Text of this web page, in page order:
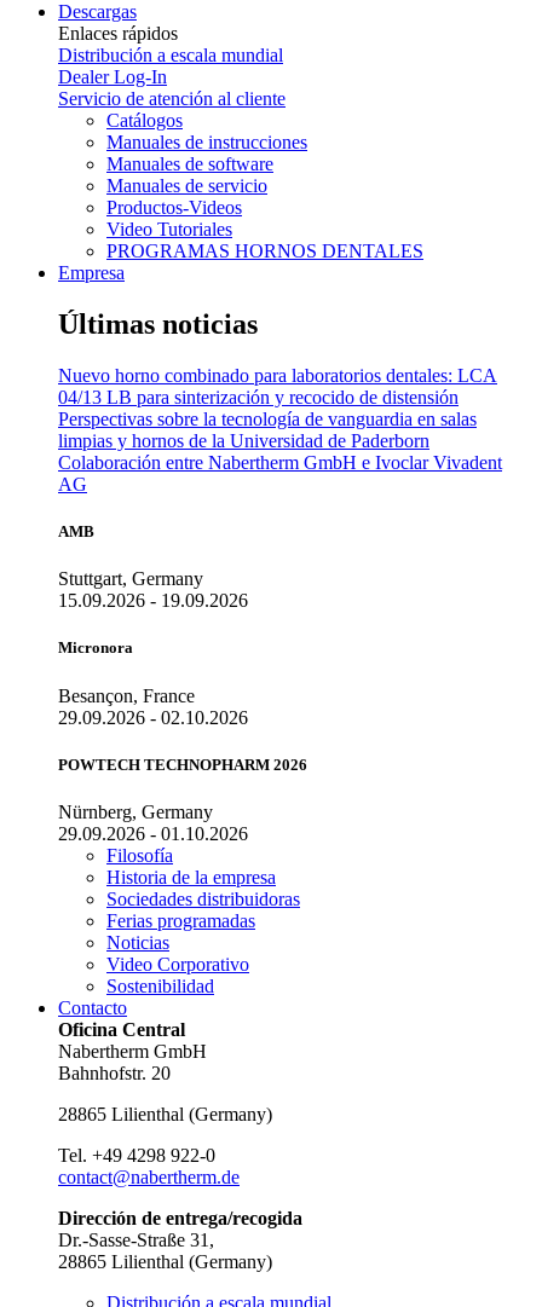
Descargas
Enlaces rápidos
Distribución a escala mundial
Dealer Log-In
Servicio de atención al cliente
Catálogos
Manuales de instrucciones
Manuales de software
Manuales de servicio
Productos-Videos
Video Tutoriales
PROGRAMAS HORNOS DENTALES
Empresa
Últimas noticias
Nuevo horno combinado para laboratorios dentales: LCA
04/13 LB para sinterización y recocido de distensión
Perspectivas sobre la tecnología de vanguardia en salas
limpias y hornos de la Universidad de Paderborn
Colaboración entre Nabertherm GmbH e Ivoclar Vivadent
AG
AMB
Stuttgart, Germany
15.09.2026 - 19.09.2026
Micronora
Besançon, France
29.09.2026 - 02.10.2026
POWTECH TECHNOPHARM 2026
Nürnberg, Germany
29.09.2026 - 01.10.2026
Filosofía
Historia de la empresa
Sociedades distribuidoras
Ferias programadas
Noticias
Video Corporativo
Sostenibilidad
Contacto
Oficina Central
Nabertherm GmbH
Bahnhofstr. 20
28865 Lilienthal (Germany)
Tel. +49 4298 922-0
contact@nabertherm.de
Dirección de entrega/recogida
Dr.-Sasse-Straße 31,
28865 Lilienthal (Germany)
Distribución a escala mundial